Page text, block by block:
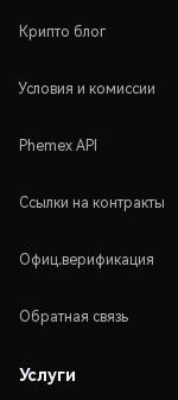
Крипто блог
Условия и комиссии
Phemex API
Ссылки на контракты
Офиц.верификация
Обратная связь
Услуги